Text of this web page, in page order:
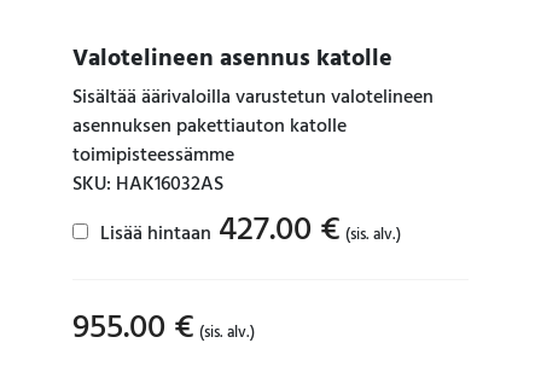
Valotelineen asennus katolle
Sisältää äärivaloilla varustetun valotelineen
asennuksen pakettiauton katolle
toimipisteessämme
SKU: HAK16032AS
Lisää hintaan 427.00 € (sis. alv.)
955.00 € (sis. alv.)